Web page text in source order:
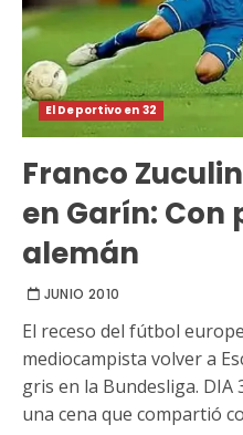
El Deportivo en 32
Franco
en Garín: Con
alemán
JUNIO 2010
El receso del fútbol
mediocampista volver a
gris en la Bundesliga.
una cena que compartió